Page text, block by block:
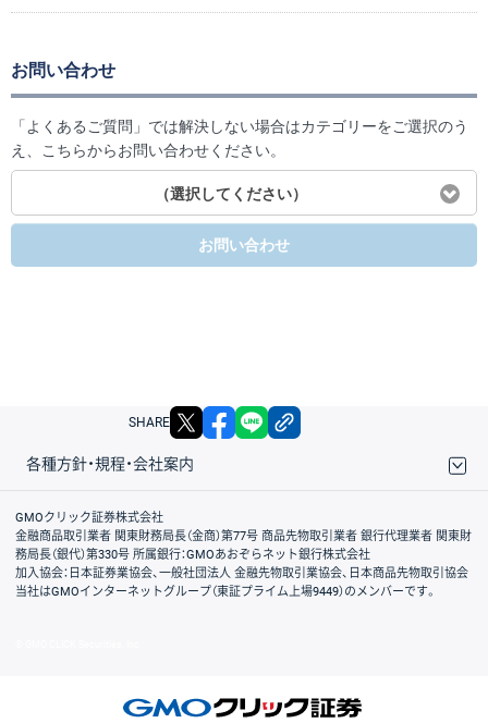
お問い合わせ
「よくあるご質問」では解決しない場合はカテゴリーをご選択のう
え、こちらからお問い合わせください。
（選択してください）
お問い合わせ
SHARE X facebook
各種方針・規程・会社案内
取引規程・約款
サイトマップ
その他のご案内
個人情報保護方針
最良執行方針
サイトのご利用について
ディスクレイマー
信託保全
リスク説明
会社案内
GMOクリック証券株式会社
金融商品取引業者 関東財務局長（金商）第77号 商品先物取引業者 銀行代理業者 関東財
務局長（銀代）第330号 所属銀行：GMOあおぞらネット銀行株式会社
加入協会：日本証券業協会、一般社団法人 金融先物取引業協会、日本商品先物取引協会
当社はGMOインターネットグループ（東証プライム上場9449）のメンバーです。